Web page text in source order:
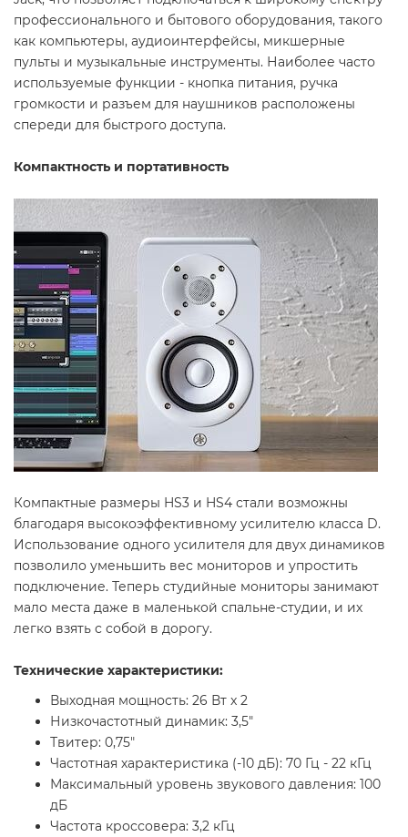
профессионального и бытового оборудования, такого
как компьютеры, аудиоинтерфейсы, микшерные
пульты и музыкальные инструменты. Наиболее часто
используемые функции - кнопка питания, ручка
громкости и разъем для наушников расположены
спереди для быстрого доступа.
Компактность и портативность
Компактные размеры HS3 и HS4 стали возможны
благодаря высокоэффективному усилителю класса D.
Использование одного усилителя для двух динамиков
позволило уменьшить вес мониторов и упростить
подключение. Теперь студийные мониторы занимают
мало места даже в маленькой спальне-студии, и их
легко взять с собой в дорогу.
Технические характеристики:
Выходная мощность: 26 Вт x 2
Низкочастотный динамик: 3,5"
Твитер: 0,75"
Частотная характеристика (-10 дБ): 70 Гц - 22 кГц
Максимальный уровень звукового давления: 100
дБ
Частота кроссовера: 3,2 кГц